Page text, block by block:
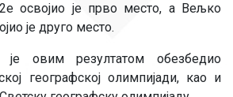
освојио је прво место, а Вељко
је друго место.
овим резултатом обезбедио
географској олимпијади, као и